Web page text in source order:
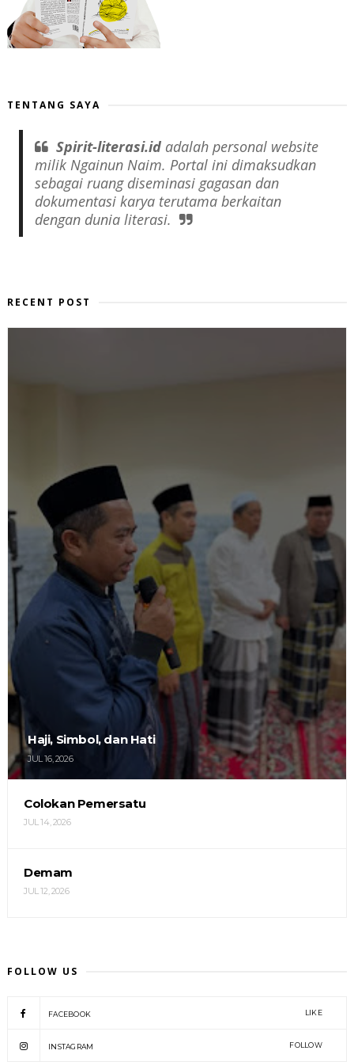
TENTANG SAYA
Spirit-literasi.idadalah personal website
milik Ngainun Naim. Portal ini dimaksudkan
sebagai ruang diseminasi gagasan dan
dokumentasi karya terutama berkaitan
dengan dunia literasi.
RECENT POST
Haji, Simbol, dan Hati
JUL 16, 2026
Colokan Pemersatu
JUL 14, 2026
Demam
JUL 12, 2026
FOLLOW US
FACEBOOK LIKE
INSTAGRAM FOLLOW